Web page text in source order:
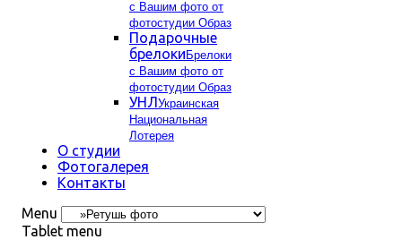
с Вашим фото от
фотостудии Образ
Подарочные
брелоки Брелоки
с Вашим фото от
фотостудии Образ
УНЛУкраинская
Национальная
Лотерея
О студии
Фотогалерея
Контакты
Menu
Tablet menu